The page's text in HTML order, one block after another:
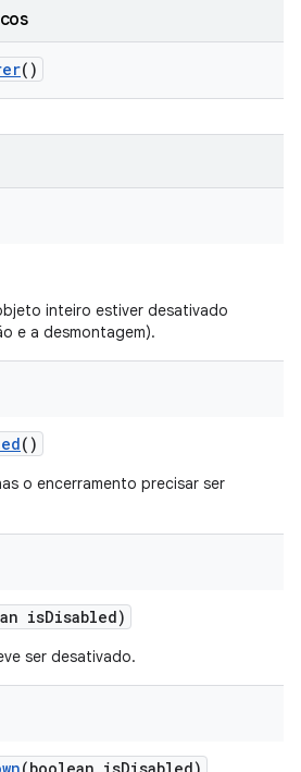
()
inteiro estiver desativado
e a desmontagem).
()
o encerramento precisar ser
isDisabled)
ser desativado.